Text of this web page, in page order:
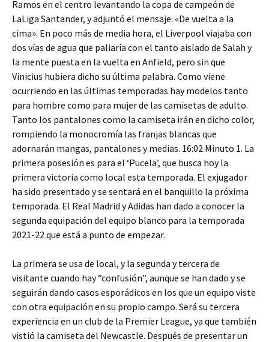
Ramos en el centro levantando la copa de campeón de
LaLiga Santander, y adjuntó el mensaje: «De vuelta a la
cima». En poco más de media hora, el Liverpool viajaba con
dos vías de agua que paliaría con el tanto aislado de Salah y
la mente puesta en la vuelta en Anfield, pero sin que
Vinicius hubiera dicho su última palabra. Como viene
ocurriendo en las últimas temporadas hay modelos tanto
para hombre como para mujer de las camisetas de adulto.
Tanto los pantalones como la camiseta irán en dicho color,
rompiendo la monocromía las franjas blancas que
adornarán mangas, pantalones y medias. 16:02 Minuto 1. La
primera posesión es para el ‘Pucela’, que busca hoy la
primera victoria como local esta temporada. El exjugador
ha sido presentado y se sentará en el banquillo la próxima
temporada. El Real Madrid y Adidas han dado a conocer la
segunda equipación del equipo blanco para la temporada
2021-22 que está a punto de empezar.
La primera se usa de local, y la segunda y tercera de
visitante cuando hay “confusión”, aunque se han dado y se
seguirán dando casos esporádicos en los que un equipo viste
con otra equipación en su propio campo. Será su tercera
experiencia en un club de la Premier League, ya que también
vistió la camiseta del Newcastle. Después de presentar un